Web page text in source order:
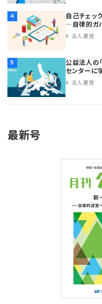
4
自己チェッ
―自律的ガ
法人運営
5
公益法人の
センターに
法人運営
最新号